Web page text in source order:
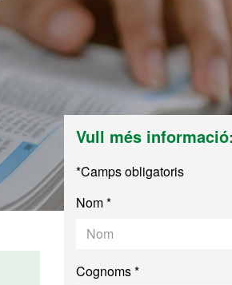
Vull més informació:
*Camps obligatoris
Nom *
Cognoms *